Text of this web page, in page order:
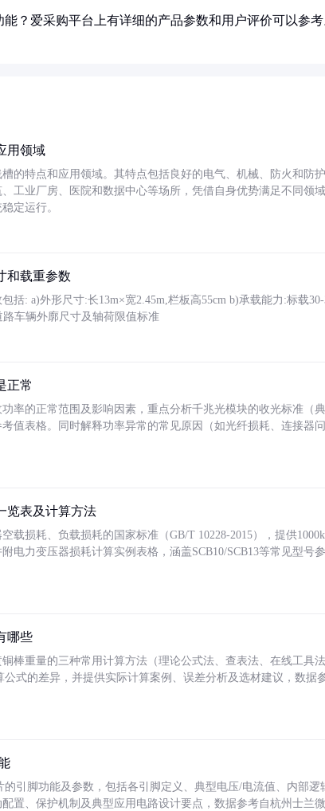
？爱采购平台上有详细的产品参数和用户评价可以参考
用领域
的特点和应用领域。其特点包括良好的电气、机械、防火和防
工业厂房、医院和数据中心等场所，凭借自身优势满足不同领
定运行。
和载重参数
括: a)外形尺寸:长13m×宽2.45m,栏板高55cm b)承载能力:标载
车辆外廓尺寸及轴荷限值标准
正常
率的正常范围及影响因素，重点分析千兆光模块的收光标准（
值表格。同时解释功率异常的常见原因（如光纤损耗、连接器
览表及计算方法
载损耗、负载损耗的国家标准（GB/T 10228-2015），提供
电力变压器损耗计算实例表格，涵盖SCB10/SCB13等常见型号
哪些
棒重量的三种常用计算方法（理论公式法、查表法、在线工具
公式的差异，并提供实际计算案例、误差分析及选材建议，数据
的引脚功能及参数，包括各引脚定义、典型电压/电流值、内部
置、保护机制及典型应用电路设计要点，数据参考自杭州士兰